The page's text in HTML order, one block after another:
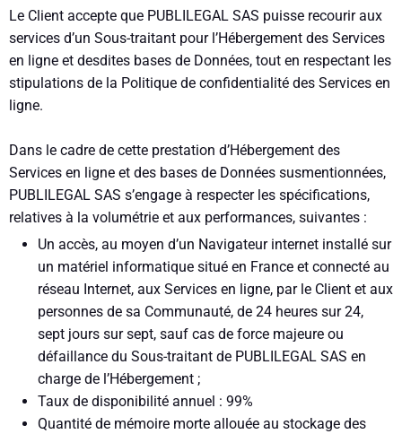
Le Client accepte que PUBLILEGAL SAS puisse recourir aux
services d’un Sous-traitant pour l’Hébergement des Services
en ligne et desdites bases de Données, tout en respectant les
stipulations de la Politique de confidentialité des Services en
ligne.
Dans le cadre de cette prestation d’Hébergement des
Services en ligne et des bases de Données susmentionnées,
PUBLILEGAL SAS s’engage à respecter les spécifications,
relatives à la volumétrie et aux performances, suivantes :
Un accès, au moyen d’un Navigateur internet installé sur
un matériel informatique situé en France et connecté au
réseau Internet, aux Services en ligne, par le Client et aux
personnes de sa Communauté, de 24 heures sur 24,
sept jours sur sept, sauf cas de force majeure ou
défaillance du Sous-traitant de PUBLILEGAL SAS en
charge de l’Hébergement ;
Taux de disponibilité annuel : 99%
Quantité de mémoire morte allouée au stockage des